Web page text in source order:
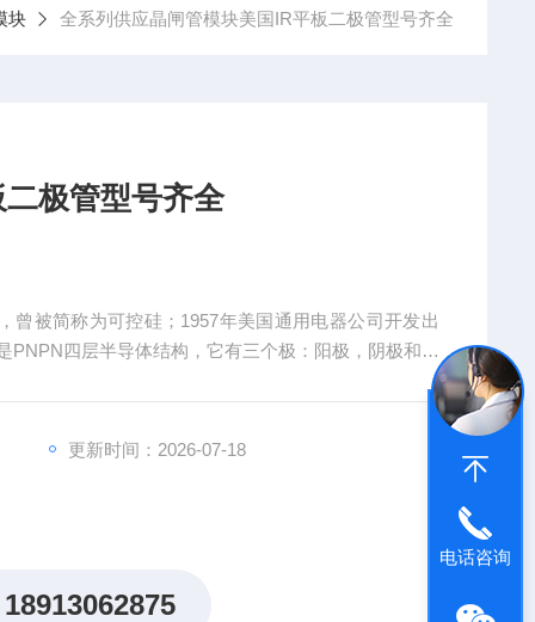
块 全系列供应晶闸管模块美国IR平板二极管型号齐全
极管型号齐全
曾被简称为可控硅；1957年美国通用电器公司开发出
PNPN四层半导体结构，它有三个极：阳极，阴极和门
发电流；其派生器件有：快速晶闸管，双向晶闸管，
更新时间：2026-07-18
18913062875
电话咨询